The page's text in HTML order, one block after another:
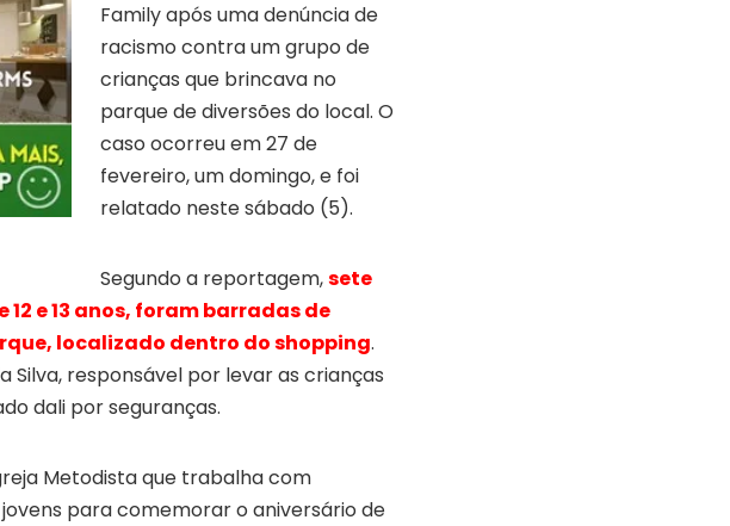
Family após uma denúncia de
racismo contra um grupo de
crianças que brincava no
parque de diversões do local. O
caso ocorreu em 27 de
fevereiro, um domingo, e foi
relatado neste sábado (5).
Segundo a reportagem,sete
e 13 anos, foram barradas de
localizado dentro do shopping.
Silva, responsável por levar as crianças
dali por seguranças.
Metodista que trabalha com
para comemorar o aniversário de